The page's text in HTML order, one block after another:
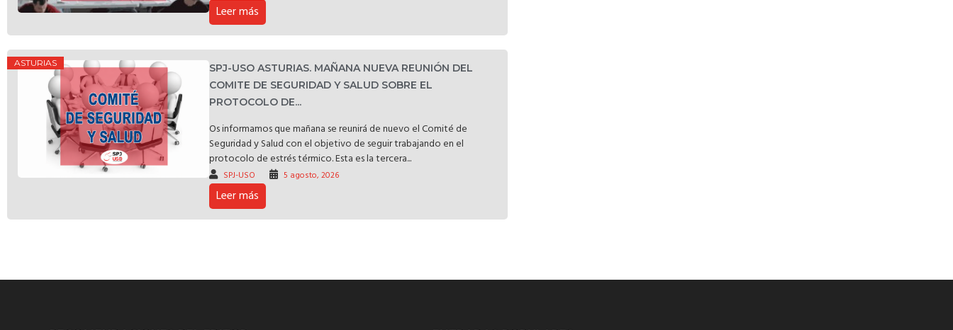
Leer más
ASTURIAS
SPJ-USO ASTURIAS. MAÑANA NUEVA REUNIÓN DEL
COMITE DE SEGURIDAD Y SALUD SOBRE EL
PROTOCOLO DE...
Os informamos que mañana se reunirá de nuevo el Comité de
Seguridad y Salud con el objetivo de seguir trabajando en el
protocolo de estrés térmico. Esta es la tercera...
SPJ-USO 5 agosto, 2026
Leer más